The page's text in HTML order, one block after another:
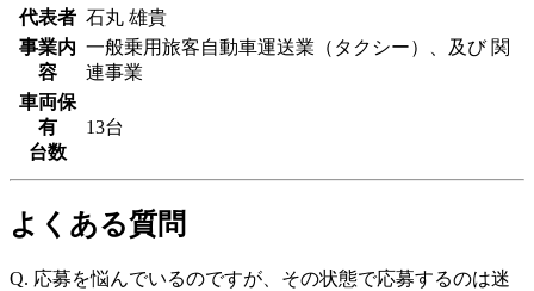
代表者 石丸 雄貴
事業内
容
一般乗用旅客自動車運送業（タクシー）、及び 関
連事業
車両保
有
台数
13台
よくある質問
Q. 応募を悩んでいるのですが、その状態で応募するのは迷